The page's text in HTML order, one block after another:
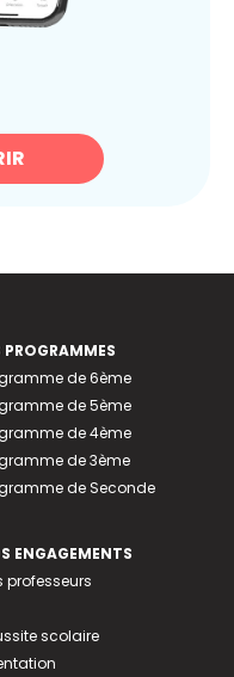
PROGRAMMES
de 6ème
de 5ème
de 4ème
de 3ème
de Seconde
ENGAGEMENTS
professeurs
scolaire